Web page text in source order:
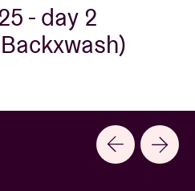
- day 2